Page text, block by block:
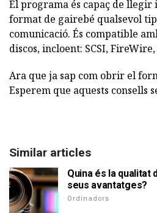
El programa és capaç de llegir
format de gairebé qualsevol
comunicació. És compatible
discos, incloent: SCSI, FireWire,
Ara que ja sap com obrir el
Esperem que aquests consells
Similar articles
Quina és la qualitat
seus avantatges?
Ordinadors